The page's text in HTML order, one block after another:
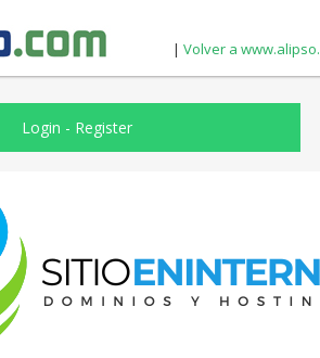
| Volver a
Login - Register